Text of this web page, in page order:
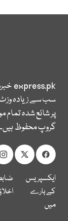
express.pk
سب سے زیادہ
پر شائع شدہ
گروپ محفوظ ہیں۔
ایکسپریس
کے بارے
میں